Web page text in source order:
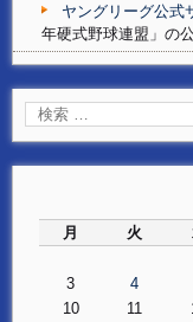
ヤングリーグ公式
年硬式野球連盟」の
月
火
3
4
10
11